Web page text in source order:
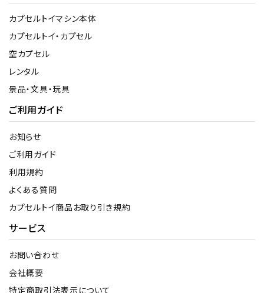
カプセルトイマシン本体
カプセルトイ・カプセル
空カプセル
レンタル
景品・文具・玩具
ご利用ガイド
お知らせ
ご利用ガイド
利用規約
よくある質問
カプセルトイ商品お取り引き規約
サービス
お問い合わせ
会社概要
特定商取引法表示について